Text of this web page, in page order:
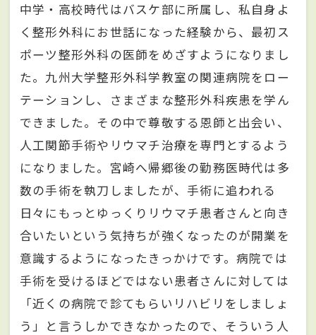
中学・高校時代はバスケ部に所属し、私自身よ
く整形外科にお世話になった経験から、最初ス
ポーツ整形外科の医師をめざすようになりまし
た。九州大学整形外科学教室の関連病院をロー
テーションし、さまざまな整形外科疾患を学ん
できました。その中で尊敬する恩師と出会い、
人工関節手術やリウマチ治療を専門とするよう
になりました。宮崎へ帰郷後の勤務医時代は多
数の手術を執刀しましたが、手術に追われる
日々にもっとゆっくりリウマチ患者さんと向き
合いたいという気持ちが強くなったのが開業を
意識するようになったきっかけです。病院では
手術を受けるほどではない患者さんに対しては
「近くの病院で診てもらいリハビリをしましょ
う」と言うしかできなかったので、そういう人